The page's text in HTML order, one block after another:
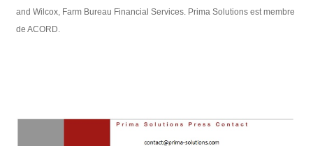
and Wilcox, Farm Bureau Financial Services. Prima Solutions est membre
de ACORD.